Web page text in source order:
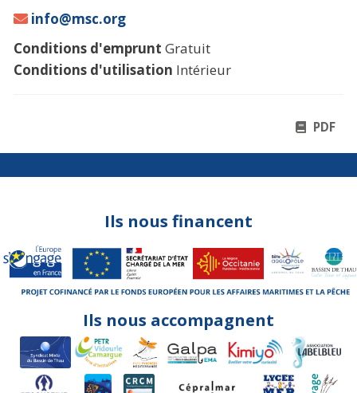
info@msc.org
Conditions d'emprunt Gratuit
Conditions d'utilisation Intérieur
PDF
Ils nous financent
Ils nous accompagnent